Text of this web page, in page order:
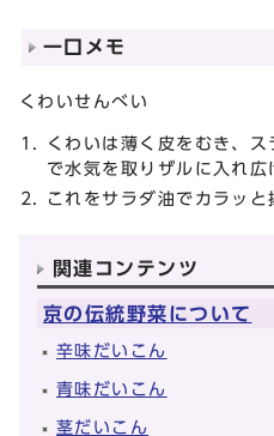
一口メモ
くわいせんべい
くわいは薄く皮をむき、
で水気を取りザルに入れ広
これをサラダ油でカラッと
関連コンテンツ
京の伝統野菜について
辛味だいこん
青味だいこん
茎だいこん